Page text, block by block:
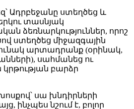
Ադրբեջանը ստեղծեց և
տասնյակ
ձեռնարկություններ, որոշ
ստեղծեց միջազգային
արտադրանք (օրինակ,
սահմանեց ու
բարձր
սա խնդիրների
ինչպես նշում է, բոլոր